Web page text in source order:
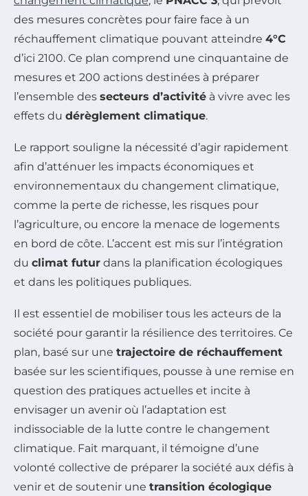
des mesures concrètes pour faire face à un
réchauffement climatique pouvant atteindre 4°C
d’ici 2100. Ce plan comprend une cinquantaine de
mesures et 200 actions destinées à préparer
l’ensemble des secteurs d’activité à vivre avec les
effets du dérèglement climatique.
Le rapport souligne la nécessité d’agir rapidement
afin d’atténuer les impacts économiques et
environnementaux du changement climatique,
comme la perte de richesse, les risques pour
l’agriculture, ou encore la menace de logements
en bord de côte. L’accent est mis sur l’intégration
du climat futur dans la planification écologiques
et dans les politiques publiques.
Il est essentiel de mobiliser tous les acteurs de la
société pour garantir la résilience des territoires. Ce
plan, basé sur une trajectoire de réchauffement
basée sur les scientifiques, pousse à une remise en
question des pratiques actuelles et incite à
envisager un avenir où l’adaptation est
indissociable de la lutte contre le changement
climatique. Fait marquant, il témoigne d’une
volonté collective de préparer la société aux défis à
venir et de soutenir une transition écologique